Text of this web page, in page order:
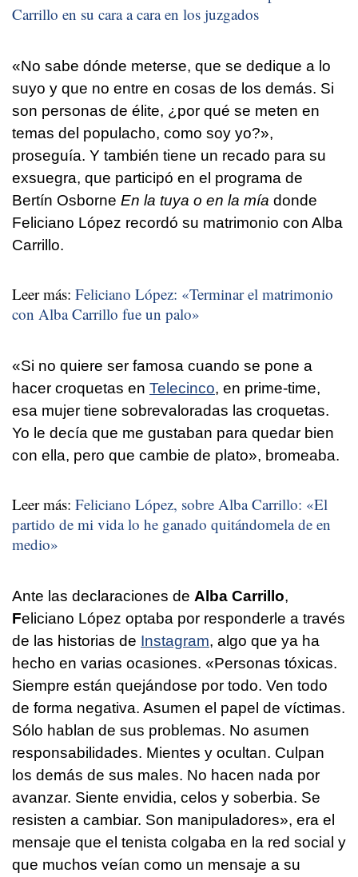
Carrillo en su cara a cara en los juzgados
«No sabe dónde meterse, que se dedique a lo
suyo y que no entre en cosas de los demás. Si
son personas de élite, ¿por qué se meten en
temas del populacho, como soy yo?»,
proseguía. Y también tiene un recado para su
exsuegra, que participó en el programa de
Bertín Osborne En la tuya o en la mía donde
Feliciano López recordó su matrimonio con Alba
Carrillo.
Leer más: Feliciano López: «Terminar el matrimonio
con Alba Carrillo fue un palo»
«Si no quiere ser famosa cuando se pone a
hacer croquetas en Telecinco, en prime-time,
esa mujer tiene sobrevaloradas las croquetas.
Yo le decía que me gustaban para quedar bien
con ella, pero que cambie de plato», bromeaba.
Leer más: Feliciano López, sobre Alba Carrillo: «El
partido de mi vida lo he ganado quitándomela de en
medio»
Ante las declaraciones de Alba Carrillo,
Feliciano López optaba por responderle a través
de las historias de Instagram, algo que ya ha
hecho en varias ocasiones. «Personas tóxicas.
Siempre están quejándose por todo. Ven todo
de forma negativa. Asumen el papel de víctimas.
Sólo hablan de sus problemas. No asumen
responsabilidades. Mientes y ocultan. Culpan
los demás de sus males. No hacen nada por
avanzar. Siente envidia, celos y soberbia. Se
resisten a cambiar. Son manipuladores», era el
mensaje que el tenista colgaba en la red social y
que muchos veían como un mensaje a su